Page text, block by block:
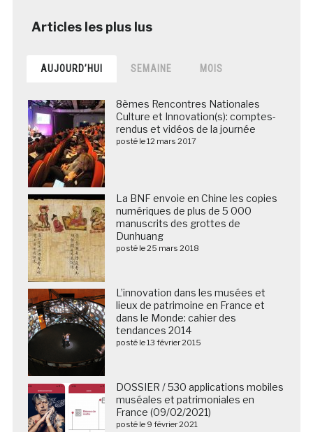
AUJOURD’HUI SEMAINE MOIS
8èmes Rencontres Nationales
Culture et Innovation(s): comptes-
rendus et vidéos de la journée
posté le 12 mars 2017
La BNF envoie en Chine les copies
numériques de plus de 5 000
manuscrits des grottes de
Dunhuang
posté le 25 mars 2018
L’innovation dans les musées et
lieux de patrimoine en France et
dans le Monde: cahier des
tendances 2014
posté le 13 février 2015
DOSSIER / 530 applications mobiles
muséales et patrimoniales en
France (09/02/2021)
posté le 9 février 2021